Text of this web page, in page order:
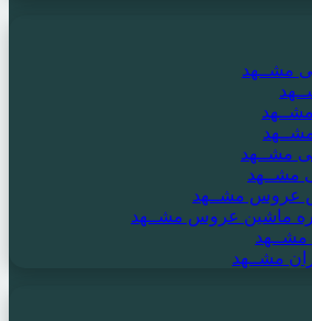
مشــهد
مشــهد
مشــهد
عروس مشــهد
ماشین عروس مشــهد
مشــهد